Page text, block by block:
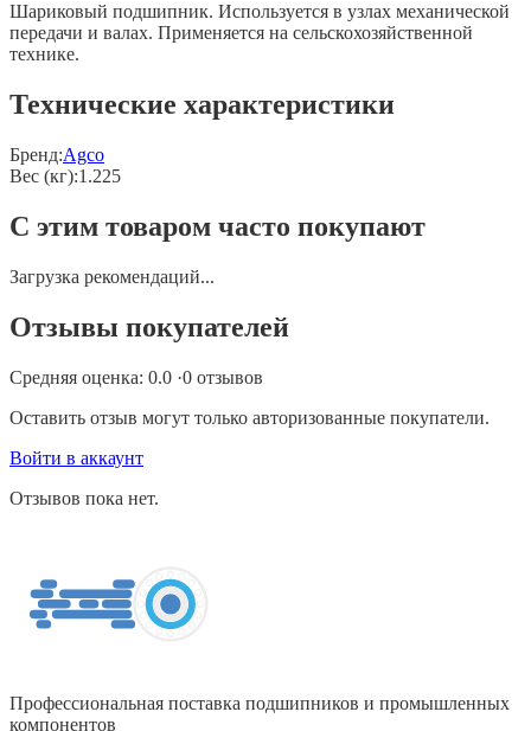
Шариковый подшипник. Используется в узлах механической
передачи и валах. Применяется на сельскохозяйственной
технике.
Технические характеристики
Бренд:Agco
Вес (кг):1.225
С этим товаром часто покупают
Загрузка рекомендаций...
Отзывы покупателей
Средняя оценка: 0.0 ·0 отзывов
Оставить отзыв могут только авторизованные покупатели.
Войти в аккаунт
Отзывов пока нет.
Профессиональная поставка подшипников и промышленных
компонентов